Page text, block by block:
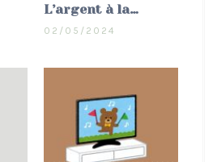
L’argent à la…
02/05/2024